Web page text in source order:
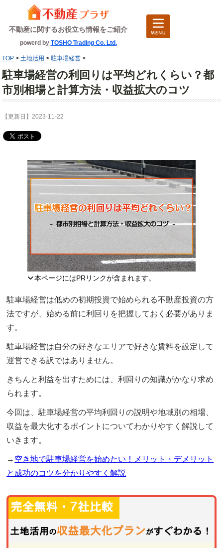
不動産に関するお役立ち情報をご紹介
powerd by TOSHO Trading Co. Ltd.
TOP >土地活用 >駐車場経営 >
駐車場経営の利回りは平均どれくらい？都
市別相場と計算方法・収益拡大のコツ
【更新日】2023-11-22
本ページにはPRリンクが含まれます。
駐車場経営は低めの初期投資で始められる不動産投資の方
法ですが、始める前に利回りを把握しておく必要がありま
す。
駐車場経営は自分の好きなエリアで好きな賃料を設定して
運営できる訳ではありません。
きちんと利益を出すためには、利回りの知識がかなり求め
られます。
今回は、駐車場経営の平均利回りの説明や地域別の相場、
収益を最大化するポイントについてわかりやすく解説して
いきます。
→ 空き地で駐車場経営を始めたい！メリット・デメリット
と成功のコツを分かりやすく解説